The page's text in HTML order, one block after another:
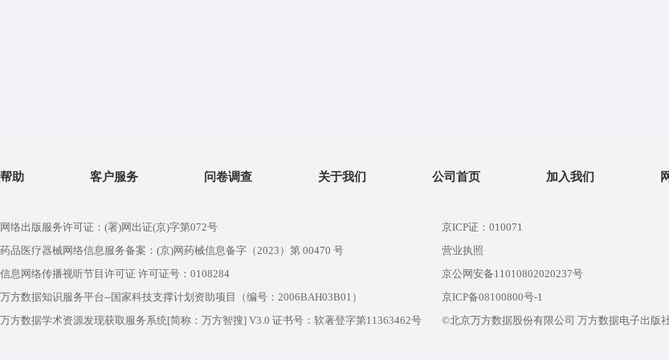
帮助 客户服务 问卷调查 关于我们 公司首页 加入我们
网络出版服务许可证：(署)网出证(京)字第072号
药品医疗器械网络信息服务备案：(京)网药械信息备字（2023）第 00470 号
信息网络传播视听节目许可证 许可证号：0108284
万方数据知识服务平台--国家科技支撑计划资助项目（编号：2006BAH03B01）
万方数据学术资源发现获取服务系统[简称：万方智搜] V3.0 证书号：软著登字第11363462号
京ICP证：010071
营业执照
京公网安备11010802020237号
京ICP备08100800号-1
©北京万方数据股份有限公司 万方数据电子出版